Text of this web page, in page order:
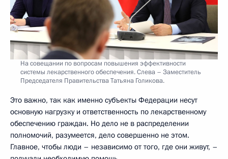
На совещании по вопросам повышения эффективности
системы лекарственного обеспечения. Слева – Заместитель
Председателя Правительства Татьяна Голикова.
Это важно, так как именно субъекты Федерации несут
основную нагрузку и ответственность по лекарственному
обеспечению граждан. Но дело не в распределении
полномочий, разумеется, дело совершенно не этом.
Главное, чтобы люди – независимо от того, где они живут, –